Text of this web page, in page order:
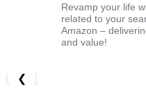
Revamp your life
related to your
Amazon –
and value!
❮